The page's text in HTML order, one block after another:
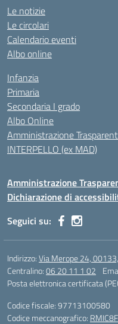
Le notizie
Le circolari
Calendario eventi
Albo online
Infanzia
Primaria
Secondaria I grado
Albo Online
Amministrazione
INTERPELLO (ex MAD)
Amministrazione
Dichiarazione di
Seguici su:
Indirizzo:Via Merope 24,
Centralino:06 20 11 1 02
Posta elettronica certificata
Codice fiscale: 97713100580
Codice meccanografico: